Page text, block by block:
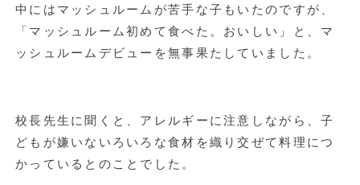
中にはマッシュルームが苦手な子もいたのですが、
「マッシュルーム初めて食べた。おいしい」と、マ
ッシュルームデビューを無事果たしていました。
校長先生に聞くと、アレルギーに注意しながら、子
どもが嫌いないろいろな食材を織り交ぜて料理につ
かっているとのことでした。